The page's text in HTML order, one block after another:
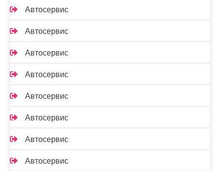
Автосервис
Автосервис
Автосервис
Автосервис
Автосервис
Автосервис
Автосервис
Автосервис